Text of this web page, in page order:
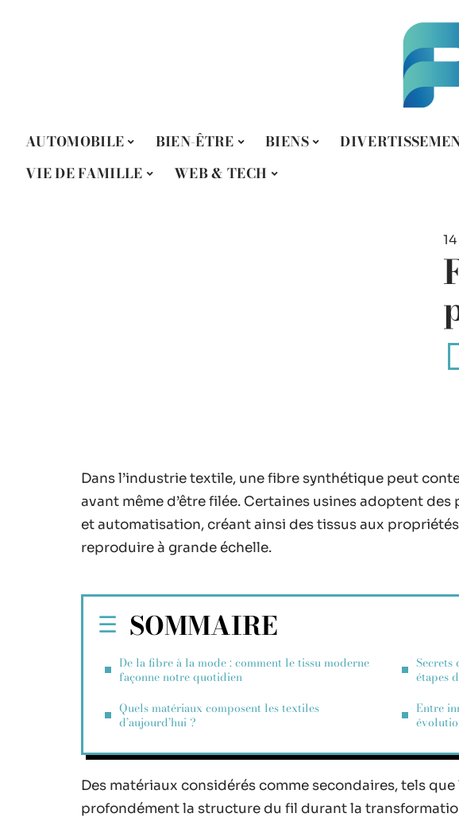
AUTOMOBILE BIEN-ÊTRE BIENS
VIE DE FAMILLE
WEB & TECH
Dans l’industrie textile, une fibre synthétique peut
avant même d’être filée. Certaines usines adoptent
et automatisation, créant ainsi des tissus aux
reproduire à grande échelle.
SOMMAIRE
De la fibre à la mode : comment le tissu moderne
façonne notre quotidien
Quels matériaux composent les textiles
d’aujourd’hui ?
Secrets
étapes
Entre
Des matériaux considérés comme secondaires, tels
profondément la structure du fil durant la